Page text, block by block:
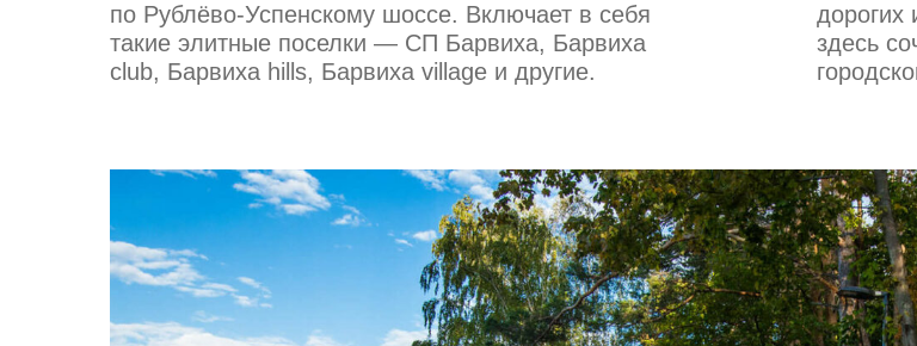
по Рублёво-Успенскому шоссе. Включает в себя
такие элитные поселки — СП Барвиха, Барвиха
club, Барвиха hills, Барвиха village и другие.
дорогих
здесь